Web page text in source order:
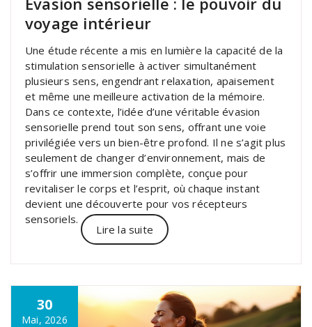
voyage intérieur
Une étude récente a mis en lumière la capacité de la
stimulation sensorielle à activer simultanément
plusieurs sens, engendrant relaxation, apaisement
et même une meilleure activation de la mémoire.
Dans ce contexte, l’idée d’une véritable évasion
sensorielle prend tout son sens, offrant une voie
privilégiée vers un bien-être profond. Il ne s’agit plus
seulement de changer d’environnement, mais de
s’offrir une immersion complète, conçue pour
revitaliser le corps et l’esprit, où chaque instant
devient une découverte pour vos récepteurs
sensoriels.
Lire la suite
30
Mai, 2026